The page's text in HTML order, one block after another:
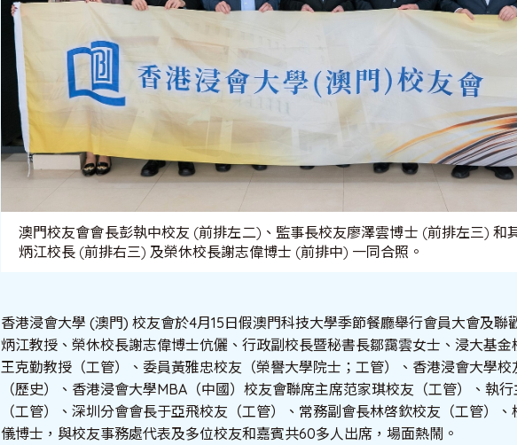
澳門校友會會長彭執中校友 (前排左二)、監事長校友廖澤雲博士 (前排左三) 和
炳江校長 (前排右三) 及榮休校長謝志偉博士 (前排中) 一同合照。
香港浸會大學 (澳門) 校友會於4月15日假澳門科技大學季節餐廳舉行會員大會及聯
炳江教授、榮休校長謝志偉博士伉儷、行政副校長暨秘書長鄒靄雲女士、浸大基金
王克勤教授（工管）、委員黃雅忠校友（榮譽大學院士；工管）、香港浸會大學校
（歷史）、香港浸會大學MBA（中國）校友會聯席主席范家琪校友（工管）、執
（工管）、深圳分會會長于亞飛校友（工管）、常務副會長林啓欽校友（工管）
儀博士，與校友事務處代表及多位校友和嘉賓共60多人出席，場面熱鬧。